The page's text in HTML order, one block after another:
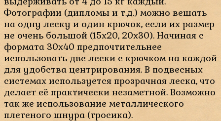
Фотографии (дипломы и т.д.) можно вешать
на одну леску и один крючок, если их размер
не очень большой (15х20, 20х30). Начиная с
формата 30х40 предпочтительнее
использовать две лески с крючком на каждой
для удобства центрирования. В подвесных
системах используется прозрачная леска, что
делает её практически незаметной. Возможно
так же использование металлического
плетеного шнура (тросика).